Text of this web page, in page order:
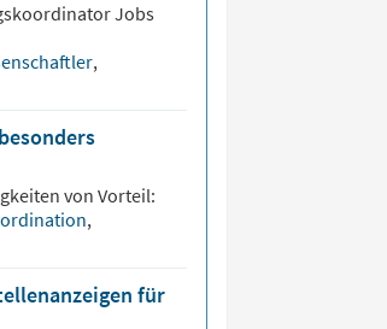
Jobs
,
von Vorteil:
,
für